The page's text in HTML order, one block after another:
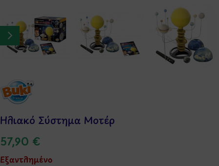
Ηλιακό Σύστημα Μοτέρ
57,90 €
Εξαντλημένο